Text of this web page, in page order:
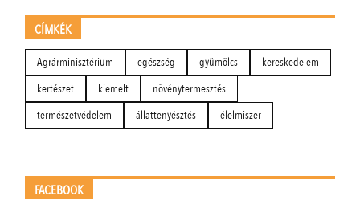
CÍMKÉK
Agrárminisztérium egészség gyümölcs
kereskedelem
kertészet
kiemelt
növénytermesztés
természetvédelem
állattenyésztés élelmiszer
FACEBOOK